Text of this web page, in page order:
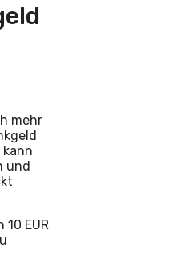
mehr
kann
und
EUR